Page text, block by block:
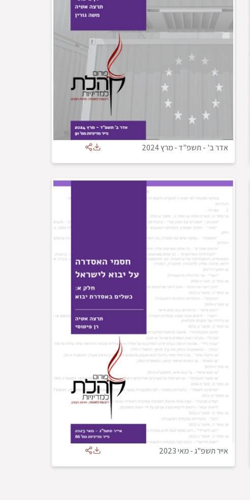
אדר ב' - תשפ"ד-מרץ 2024
אייר תשפ"ג-מאי 2023